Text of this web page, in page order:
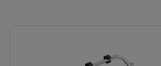
Maximální hmotnost jízdního kola: